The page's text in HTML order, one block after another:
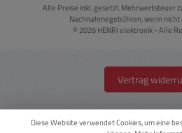
Alle Preise inkl. gesetzl. Mehrwertsteuer
Nachnahmegebühren, wenn
© 2026 HENRI elektronik - Alle
Vertrag
Diese Website verwendet Cookies, um eine